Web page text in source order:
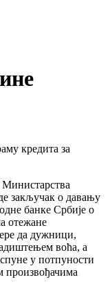
кредита за
Министарства
закључак о давању
банке Србије о
отежане
да дужници,
воћа, а
у потпуности
произвођачима